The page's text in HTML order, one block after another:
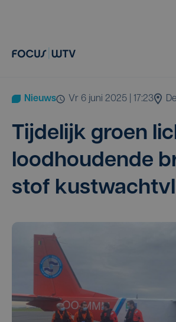
Nieuws vr 6 juni 2025 | 17:23
Tij­de­lijk groen
lood­hou­den­de
stof